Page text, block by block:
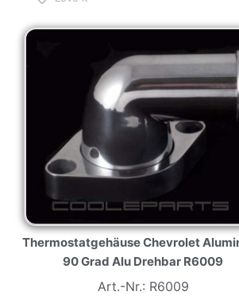
Thermostatgehäuse Chevrolet
90 Grad Alu Drehbar R6009
Art.-Nr.: R6009